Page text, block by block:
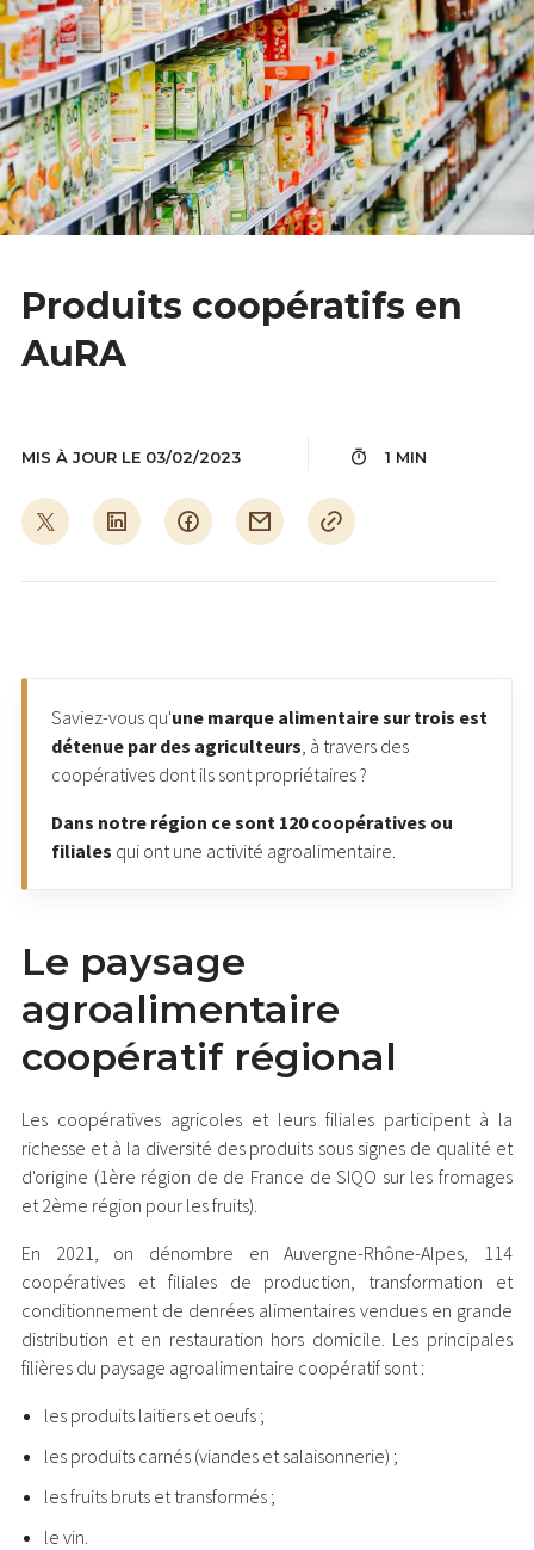
Produits coopératifs en
AuRA
MIS À JOUR LE 03/02/2023 1 MIN
Saviez-vous qu'une marque alimentaire sur trois est
détenue par des agriculteurs, à travers des
coopératives dont ils sont propriétaires ?
Dans notre région ce sont 120 coopératives ou
filiales qui ont une activité agroalimentaire.
Le paysage
agroalimentaire
coopératif régional
Les coopératives agricoles et leurs filiales participent à la
richesse et à la diversité des produits sous signes de qualité et
d'origine (1ère région de de France de SIQO sur les fromages
et 2ème région pour les fruits).
En 2021, on dénombre en Auvergne-Rhône-Alpes, 114
coopératives et filiales de production, transformation et
conditionnement de denrées alimentaires vendues en grande
distribution et en restauration hors domicile. Les principales
filières du paysage agroalimentaire coopératif sont :
les produits laitiers et oeufs ;
les produits carnés (viandes et salaisonnerie) ;
les fruits bruts et transformés ;
le vin.